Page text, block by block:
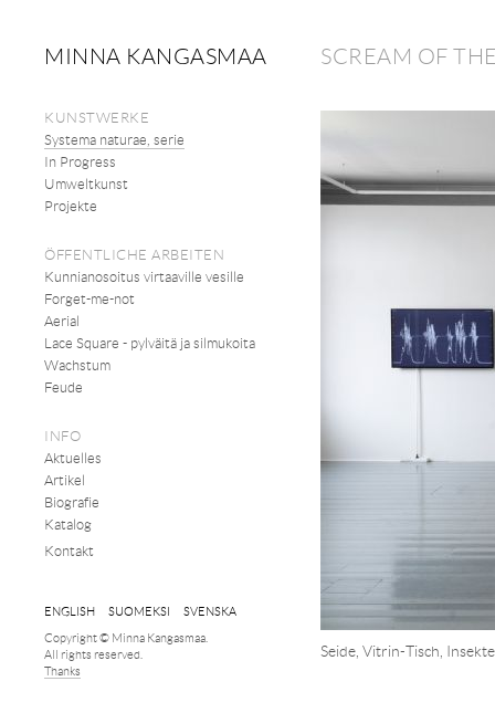
MINNA KANGASMAA
KUNSTWERKE
Systema naturae, serie
In Progress
Umweltkunst
Projekte
ÖFFENTLICHE ARBEITEN
Kunnianosoitus virtaaville vesille
Forget-me-not
Aerial
Lace Square - pylväitä ja silmukoita
Wachstum
Feude
INFO
Aktuelles
Artikel
Biografie
Katalog
Kontakt
ENGLISH SUOMEKSI
SVENSKA
Copyright © Minna Kangasmaa.
All rights reserved.
Thanks
SCREAM OF
Seide, Vitrin-Tisch,